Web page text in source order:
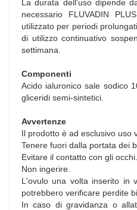
La durata dell'uso dipende
necessario FLUVADIN
utilizzato per periodi
di utilizzo continuativo
settimana.
Componenti
Acido ialuronico sale sodico
gliceridi semi-sintetici.
Avvertenze
Il prodotto è ad esclusivo uso
Tenere fuori dalla portata dei
Evitare il contatto con gli occhi.
Non ingerire.
L'ovulo una volta inserito in
potrebbero verificare perdite
In caso di gravidanza o